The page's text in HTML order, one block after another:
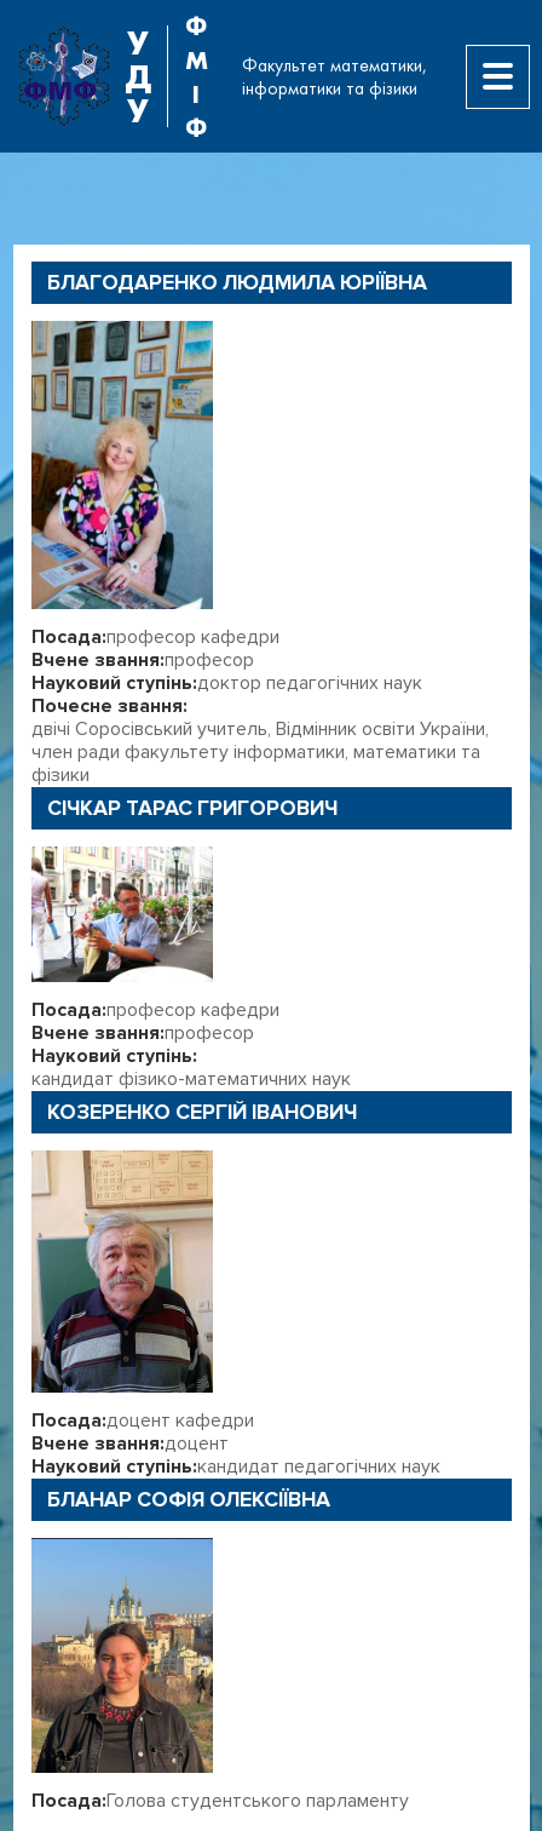
У
Д
У
Ф
М
І
Ф
Факультет математики,
інформатики та фізики
Таблиця контактів,
БЛАГОДАРЕНКО ЛЮДМИЛА ЮРІЇВНА
Посада:професор кафедри
Вчене звання:професор
Науковий ступінь:доктор педагогічних наук
Почесне звання:
двічі Соросівський учитель, Відмінник освіти України,
член ради факультету інформатики, математики та
фізики
СІЧКАР ТАРАС ГРИГОРОВИЧ
Посада:професор кафедри
Вчене звання:професор
Науковий ступінь:
кандидат фізико-математичних наук
КОЗЕРЕНКО СЕРГІЙ ІВАНОВИЧ
Посада:доцент кафедри
Вчене звання:доцент
Науковий ступінь:кандидат педагогічних наук
БЛАНАР СОФІЯ ОЛЕКСІЇВНА
Посада:Голова студентського парламенту